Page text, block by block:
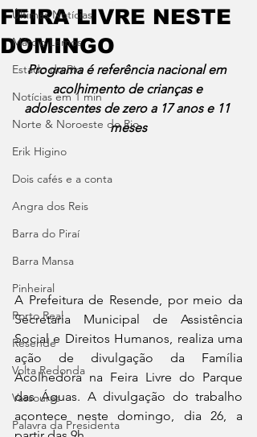
Últimas Notícias
Márcio Lemos
Estado do Rio
Notícias em 1 min
Norte & Noroeste do Rio
Erik Higino
Dois cafés e a conta
Angra dos Reis
Barra do Piraí
Barra Mansa
Pinheiral
Porto Real
Resende
Volta Redonda
Vassouras
Palavra da Presidenta
FEIRA LIVRE NESTE
DOMINGO
Programa é referência nacional em
acolhimento de crianças e
adolescentes de zero a 17 anos e 11
meses
A Prefeitura de Resende, por meio da
Secretaria Municipal de Assistência
Social e Direitos Humanos, realiza uma
ação de divulgação da Família
Acolhedora na Feira Livre do Parque
das Águas. A divulgação do trabalho
acontece neste domingo, dia 26, a